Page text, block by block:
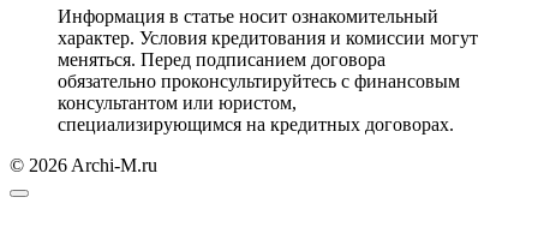
Информация в статье носит ознакомительный
характер. Условия кредитования и комиссии могут
меняться. Перед подписанием договора
обязательно проконсультируйтесь с финансовым
консультантом или юристом,
специализирующимся на кредитных договорах.
© 2026 Archi-M.ru